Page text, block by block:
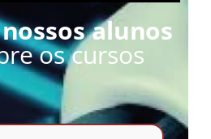
alunos
os cursos